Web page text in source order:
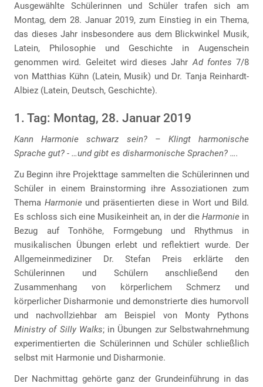
Ausgewählte Schülerinnen und Schüler trafen sich am
Montag, dem 28. Januar 2019, zum Einstieg in ein Thema,
das dieses Jahr insbesondere aus dem Blickwinkel Musik,
Latein, Philosophie und Geschichte in Augenschein
genommen wird. Geleitet wird dieses JahrAd fontes 7/8
von Matthias Kühn (Latein, Musik) und Dr. Tanja Reinhardt-
Albiez (Latein, Deutsch, Geschichte).
1. Tag: Montag, 28. Januar 2019
Kann Harmonie schwarz sein? – Klingt harmonische
Sprache gut? - …und gibt es disharmonische Sprachen? ….
Zu Beginn ihre Projekttage sammelten die Schülerinnen und
Schüler in einem Brainstorming ihre Assoziationen zum
Thema Harmonieund präsentierten diese in Wort und Bild.
Es schloss sich eine Musikeinheit an, in der die Harmonie in
Bezug auf Tonhöhe, Formgebung und Rhythmus in
musikalischen Übungen erlebt und reflektiert wurde. Der
Allgemeinmediziner Dr. Stefan Preis erklärte den
Schülerinnen und Schülern anschließend den
Zusammenhang von körperlichem Schmerz und
körperlicher Disharmonie und demonstrierte dies humorvoll
und nachvollziehbar am Beispiel von Monty Pythons
Ministry of Silly Walks; in Übungen zur Selbstwahrnehmung
experimentierten die Schülerinnen und Schüler schließlich
selbst mit Harmonie und Disharmonie.
Der Nachmittag gehörte ganz der Grundeinführung in das